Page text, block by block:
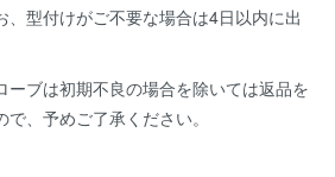
、型付けがご不要な場合は4日以内に出
ーブは初期不良の場合を除いては返品を
、予めご了承ください。